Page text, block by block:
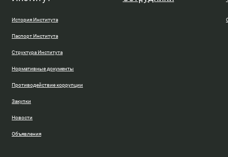
История Института
Паспорт Института
Структура Института
Нормативные документы
Противодействие коррупции
Закупки
Новости
Объявления